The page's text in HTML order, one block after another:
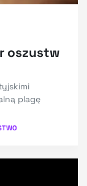
oszustw
plagę